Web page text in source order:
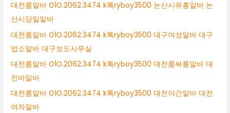
대전룸알바 O1O.2062.3474 k톡ryboy3500 논산시유흥알바 논
산시당일알바
대전룸알바 O1O.2062.3474 k톡ryboy3500 대구여성알바 대구
업소알바 대구보도사무실
대전룸알바 O1O.2062.3474 k톡ryboy3500 대전룸싸롱알바 대
전바알바
대전룸알바 O1O.2062.3474 k톡ryboy3500 대전야간알바 대전
여자알바